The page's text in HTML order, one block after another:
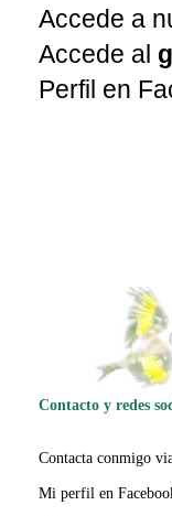
Accede a
Accede al
Perfil en
Contacto y redes
Contacta conmigo
Mi perfil en